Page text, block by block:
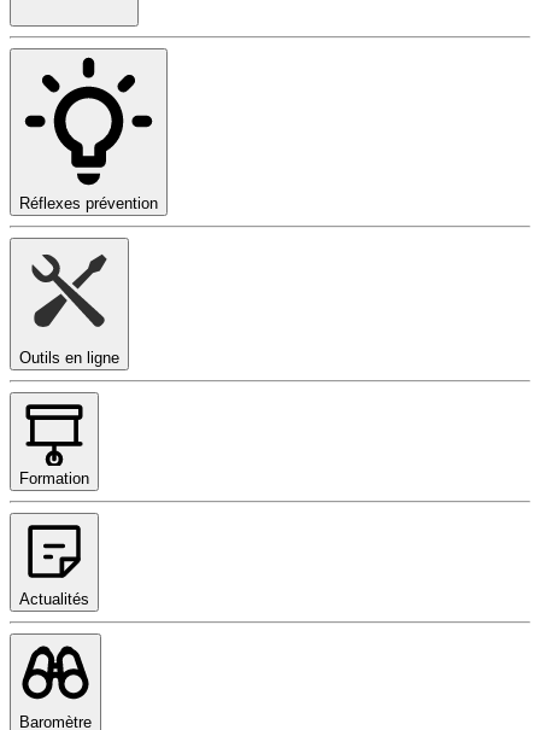
Réflexes prévention
Outils en ligne
Formation
Actualités
Baromètre